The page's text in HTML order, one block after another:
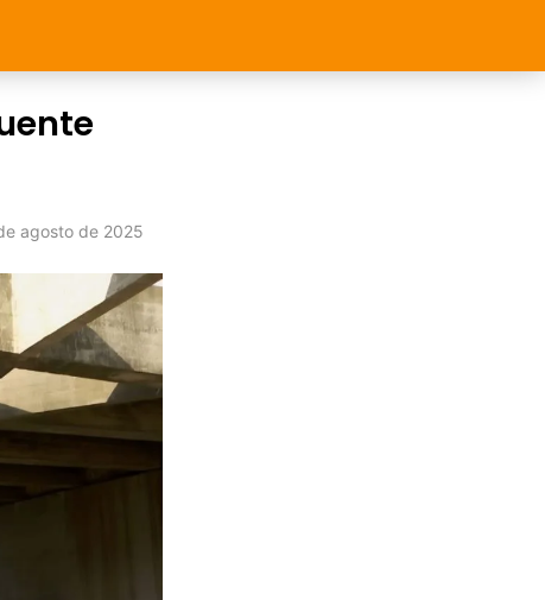
agosto de 2025